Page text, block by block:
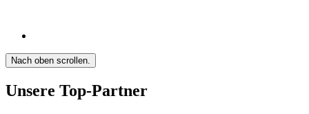
Nach oben scrollen.
Unsere Top-Partner